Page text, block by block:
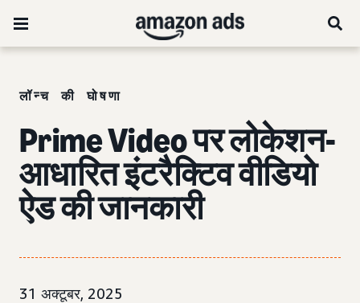
लॉन्च की घोषणा
Prime Video पर लोकेशन-
आधारित इंटरैक्टिव वीडियो
ऐड की जानकारी
31 अक्टूबर, 2025